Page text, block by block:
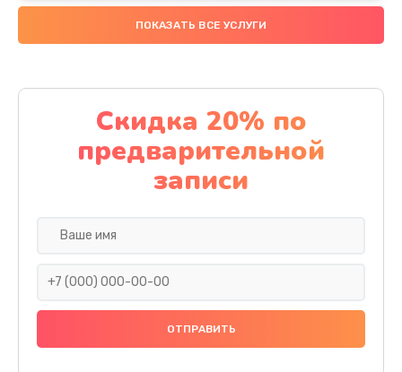
Замена южного моста
Заказать
Чистка от пыли
1060 руб.
Заказать
Ремонт подсветки
ПОКАЗАТЬ ВСЕ УСЛУГИ
Скидка 20% по
предварительной
записи